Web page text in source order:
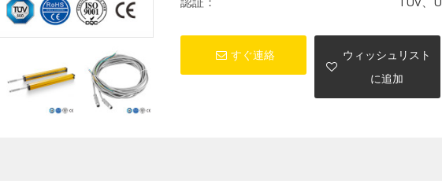
すぐ連絡
ウィッシュリスト
に追加